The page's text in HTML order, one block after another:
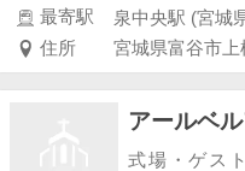
最寄駅
泉中央駅 (宮城
住所
宮城県富谷市上
アールベ
式場・ゲス